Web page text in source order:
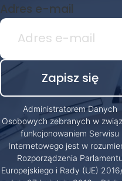
Adres e-mail
Administratorem Danych
Osobowych zebranych w
funkcjonowaniem Serwisu
Internetowego jest w
Rozporządzenia Parlamentu
Europejskiego i Rady (UE)